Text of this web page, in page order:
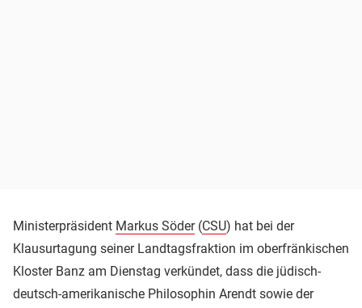
Ministerpräsident Markus Söder(CSU) hat bei der
Klausurtagung seiner Landtagsfraktion im oberfränkischen
Kloster Banz am Dienstag verkündet, dass die jüdisch-
deutsch-amerikanische Philosophin Arendt sowie der